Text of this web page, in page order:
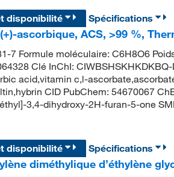
disponibilité
Spécifications
ascorbique, ACS, >99 %,
7 Formule moléculaire: C6H8O6
Clé InChI:
acid,vitamin c,l-
CID PubChem: 54670067
3,4-dihydroxy-2H-furan-5-one
disponibilité
Spécifications
diméthylique d’éthylène